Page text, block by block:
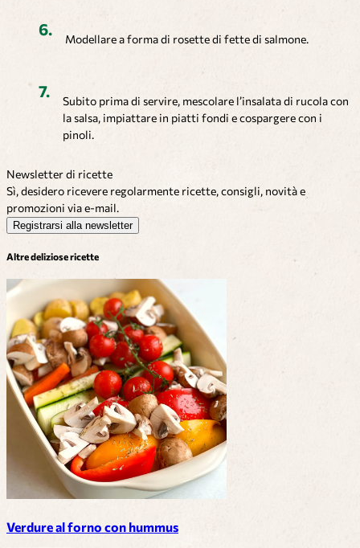
Modellare a forma di rosette di fette di salmone.
Subito prima di servire, mescolare l’insalata di rucola con
la salsa, impiattare in piatti fondi e cospargere con i
pinoli.
Newsletter di ricette
Sì, desidero ricevere regolarmente ricette, consigli, novità e
promozioni via e-mail.
Registrarsi alla newsletter
Altre deliziose ricette
Verdure al forno con hummus